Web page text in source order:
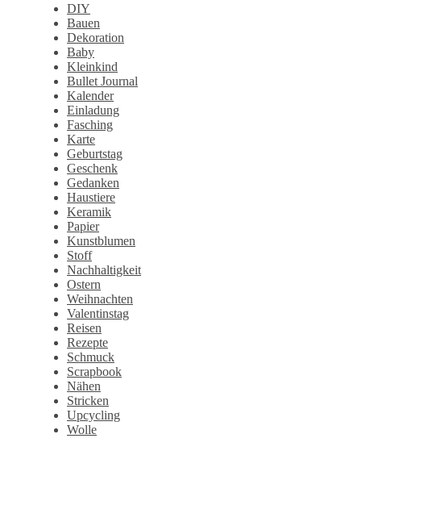
DIY
Bauen
Dekoration
Baby
Kleinkind
Bullet Journal
Kalender
Einladung
Fasching
Karte
Geburtstag
Geschenk
Gedanken
Haustiere
Keramik
Papier
Kunstblumen
Stoff
Nachhaltigkeit
Ostern
Weihnachten
Valentinstag
Reisen
Rezepte
Schmuck
Scrapbook
Nähen
Stricken
Upcycling
Wolle